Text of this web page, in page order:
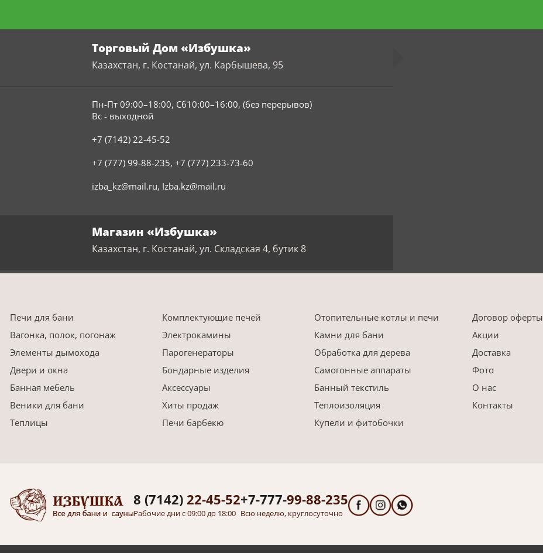
Торговый Дом «Избушка»
Казахстан, г. Костанай, ул. Карбышева, 95
Пн-Пт 09:00–18:00, Сб10:00–16:00, (без перерывов)
Вс - выходной
+7 (7142) 22-45-52
+7 (777) 99-88-235, +7 (777) 233-73-60
izba_kz@mail.ru, Izba.kz@mail.ru
Магазин «Избушка»
Казахстан, г. Костанай, ул. Складская 4, бутик 8
Печи для бани Комплектующие печей
Отопительные котлы и печи
Вагонка, полок, погонаж
Электрокамины
Камни для бани
Элементы дымохода
Парогенераторы
Обработка для дерева
Двери и окна
Бондарные изделия
Самогонные аппараты
Банная мебель
Аксессуары
Банный текстиль
Веники для бани
Хиты продаж
Теплоизоляция
Теплицы
Печи барбекю Купели и фитобочки
Договор оферты
Акции
Доставка
Фото
О нас
Контакты
8 (7142) 22-45-52
Рабочие дни с 09:00 до 18:00
+7-777-99-88-235
Всю неделю, круглосуточно